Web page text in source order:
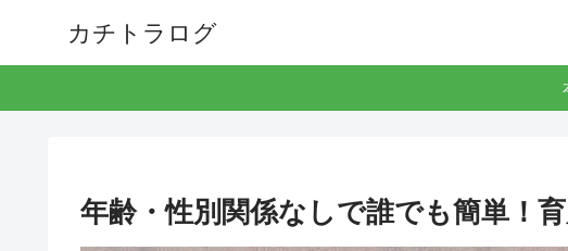
カチトラログ
年齢・性別関係なしで誰でも簡単！